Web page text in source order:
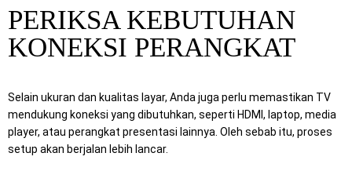
PERIKSA KEBUTUHAN
KONEKSI PERANGKAT
Selain ukuran dan kualitas layar, Anda juga perlu memastikan TV
mendukung koneksi yang dibutuhkan, seperti HDMI, laptop, media
player, atau perangkat presentasi lainnya. Oleh sebab itu, proses
setup akan berjalan lebih lancar.